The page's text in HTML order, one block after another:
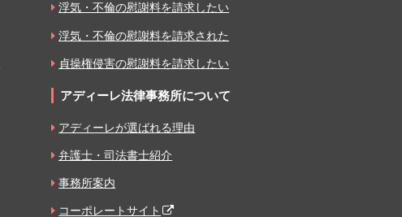
浮気・不倫の慰謝料を請求したい
浮気・不倫の慰謝料を請求された
貞操権侵害の慰謝料を請求したい
アディーレ法律事務所について
アディーレが選ばれる理由
弁護士・司法書士紹介
事務所案内
コーポレートサイト